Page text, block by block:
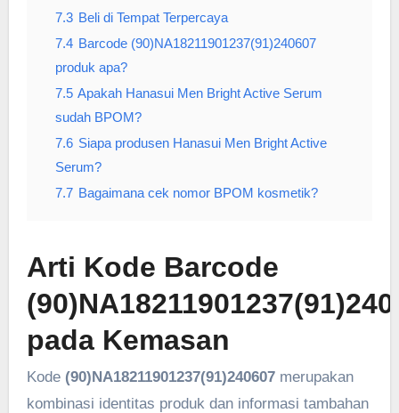
7.3 Beli di Tempat Terpercaya
7.4 Barcode (90)NA18211901237(91)240607
produk apa?
7.5 Apakah Hanasui Men Bright Active Serum
sudah BPOM?
7.6 Siapa produsen Hanasui Men Bright Active
Serum?
7.7 Bagaimana cek nomor BPOM kosmetik?
Arti Kode Barcode
pada Kemasan
Kode (90)NA18211901237(91)240607merupakan
kombinasi identitas produk dan informasi tambahan